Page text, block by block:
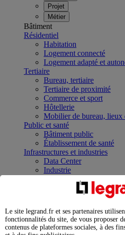
Projet
Métier
Bâtiment
Résidentiel
Habitation
Logement connecté
Logement adapté et
Tertiaire
Bureau, tertiaire
Tertiaire de proximité
Commerce et sport
Hôtellerie
Mobilier de bureau, lieux
Public et santé
Bâtiment public
Établissement de santé
Infrastructures et industries
Data Center
Industrie
Infrastructures
Contrôler et planifier le
Répartir et optimiser son
Legrand Data Center
expertises au service de
Le site legrand.fr et ses partenaires
fonctionnalités du site, de vous proposer
contenus de plateformes sociales, à des